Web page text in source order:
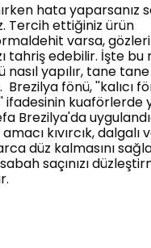
hata yaparsanız
Tercih ettiğiniz ürün
varsa,
tahriş edebilir. İşte
nasıl yapılır, tane
Brezilya fönü, ''kalıcı
ifadesinin kuaförlerde
Brezilya'da
amacı kıvırcık, dalgalı
düz kalmasını
saçınızı